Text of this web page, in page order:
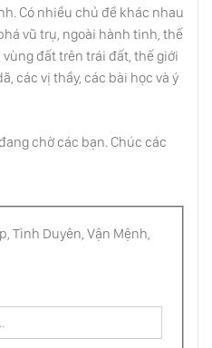
Để Giảm Suy Nghĩ Huyên
Tâm Trí
Để Loại Bỏ Những Suy Nghĩ
Sống Vui Vẽ Và Hạnh Phúc
Gì Sẽ Xảy Ra Khi Bạn Ở Độ
Khi Nuôi Dạy Con Trẻ
Có nhiều chủ đề khác nhau
vũ trụ, ngoài hành tinh, thế
đất trên trái đất, thế giới
các vị thầy, các bài học và ý
chờ các bạn. Chúc các
Tình Duyên, Vận Mệnh,